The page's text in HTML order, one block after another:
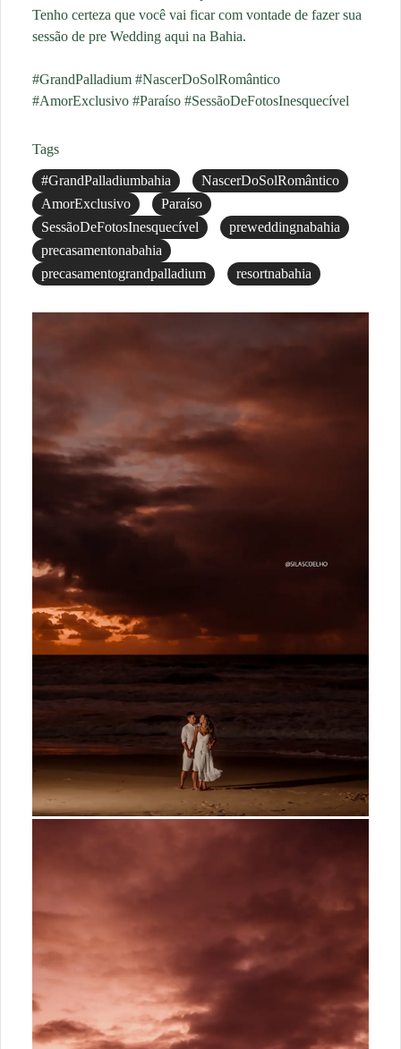
Tenho certeza que você vai ficar com vontade de fazer sua
sessão de pre Wedding aqui na Bahia.
#GrandPalladium #NascerDoSolRomântico
#AmorExclusivo #Paraíso #SessãoDeFotosInesquecível
Tags
#GrandPalladiumbahia
NascerDoSolRomântico
AmorExclusivo
Paraíso
SessãoDeFotosInesquecível
preweddingnabahia
precasamentonabahia
precasamentograndpalladium
resortnabahia